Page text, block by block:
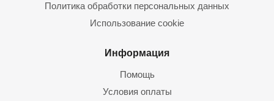
Политика обработки персональных данных
Использование cookie
Информация
Помощь
Условия оплаты